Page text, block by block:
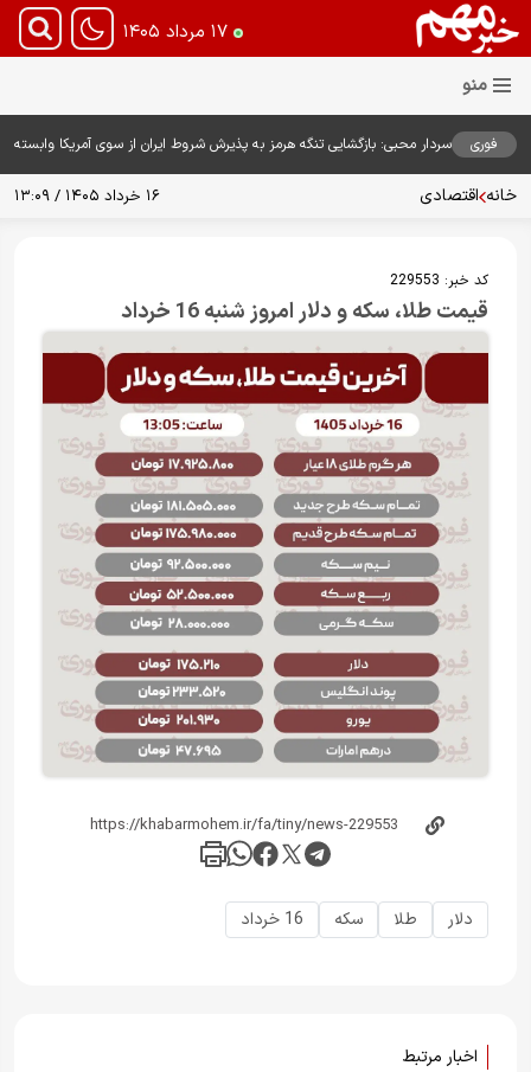
۱۷ مرداد ۱۴۰۵
فوری
سردار محبی: بازگشایی تنگه هرمز به پذیرش شروط ایران از سوی آمریکا وابسته
خانه اقتصادی ۱۶ خرداد ۱۴۰۵ / ۱۳:۰۹
کد خبر: 229553
قیمت طلا، سکه و دلار امروز شنبه 16 خرداد
دلار طلا سکه 16 خرداد
اخبار مرتبط